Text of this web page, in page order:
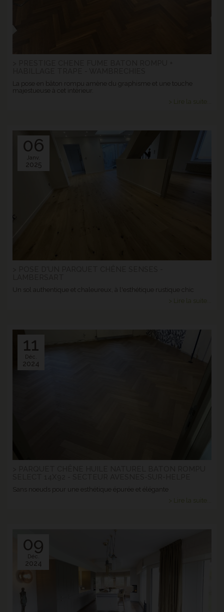
La pose en bâton rompu amène du graphisme et une touche
majestueuse à cet intérieur.
> Lire la suite...
06
Janv.
2025
Un sol authentique et chaleureux, à l'esthétique rustique chic
> Lire la suite...
11
Déc.
2024
Sans noeuds pour une esthétique épurée et élégante
> Lire la suite...
09
Déc.
2024